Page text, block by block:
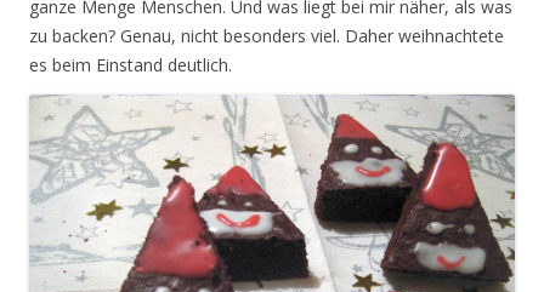
ganze Menge Menschen. Und was liegt bei mir näher, als was
zu backen? Genau, nicht besonders viel. Daher weihnachtete
es beim Einstand deutlich.